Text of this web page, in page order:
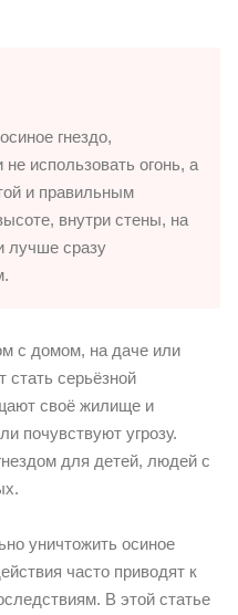
гнездо,
использовать огонь, а
и правильным
внутри стены, на
лучше сразу
с домом, на даче или
стать серьёзной
своё жилище и
почувствуют угрозу.
для детей, людей с
уничтожить осиное
часто приводят к
В этой статье